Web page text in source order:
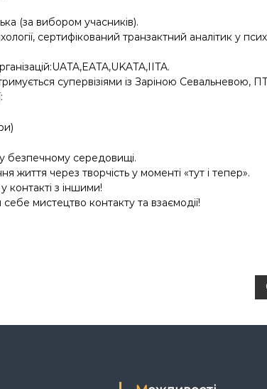
(за вибором учасників).
сертифікований транзактний аналітик у
супервізіями із Заріною Севальневою,
безпечному середовищі.
життя через творчість у моменті «тут і тепер».
контакті з іншими!
мистецтво контакту та взаємодії!